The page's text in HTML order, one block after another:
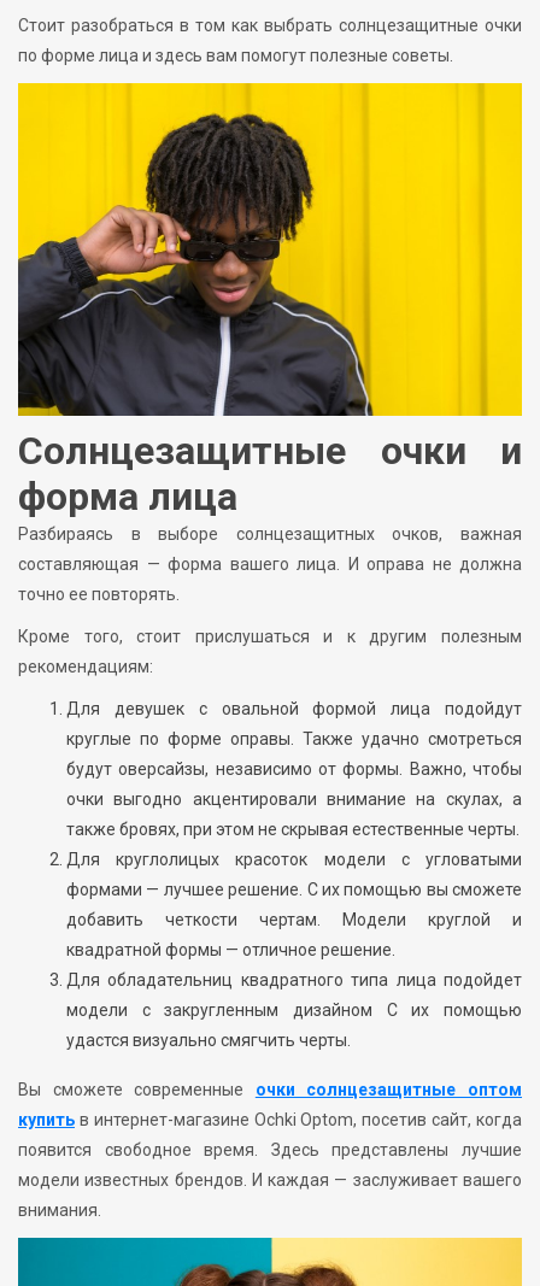
Стоит разобраться в том как выбрать солнцезащитные очки
по форме лица и здесь вам помогут полезные советы.
Солнцезащитные очки и
форма лица
Разбираясь в выборе солнцезащитных очков, важная
составляющая — форма вашего лица. И оправа не должна
точно ее повторять.
Кроме того, стоит прислушаться и к другим полезным
рекомендациям:
Для девушек с овальной формой лица подойдут
круглые по форме оправы. Также удачно смотреться
будут оверсайзы, независимо от формы. Важно, чтобы
очки выгодно акцентировали внимание на скулах, а
также бровях, при этом не скрывая естественные черты.
Для круглолицых красоток модели с угловатыми
формами — лучшее решение. С их помощью вы сможете
добавить четкости чертам. Модели круглой и
квадратной формы — отличное решение.
Для обладательниц квадратного типа лица подойдет
модели с закругленным дизайном С их помощью
удастся визуально смягчить черты.
Вы сможете современные очки солнцезащитные оптом
купить в интернет-магазине Ochki Optom, посетив сайт, когда
появится свободное время. Здесь представлены лучшие
модели известных брендов. И каждая — заслуживает вашего
внимания.